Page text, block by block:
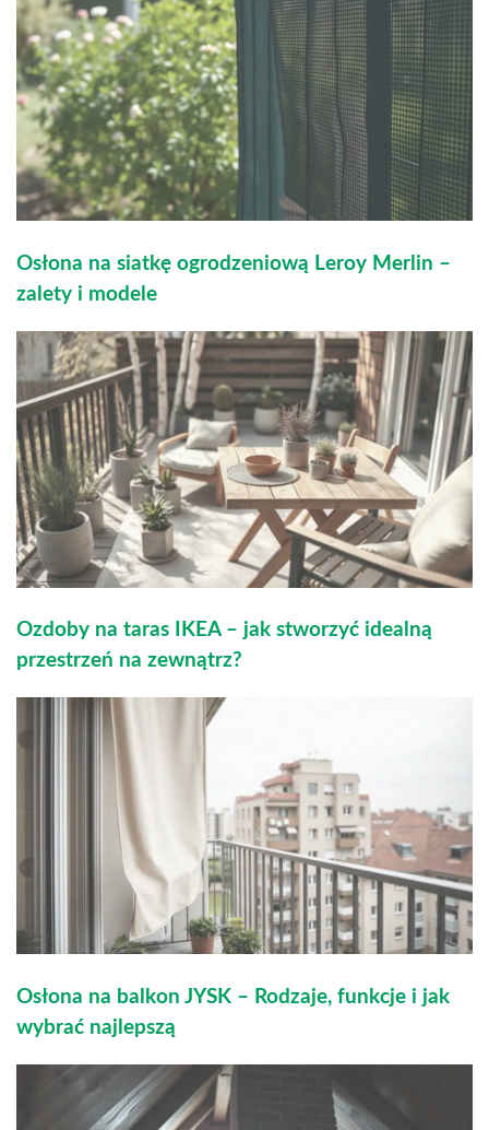
Osłona na siatkę ogrodzeniową Leroy Merlin –
zalety i modele
Ozdoby na taras IKEA – jak stworzyć idealną
przestrzeń na zewnątrz?
Osłona na balkon JYSK – Rodzaje, funkcje i jak
wybrać najlepszą